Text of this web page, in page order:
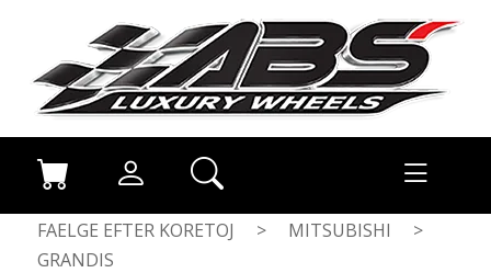
FAELGE EFTER KORETOJ > MITSUBISHI
>
GRANDIS